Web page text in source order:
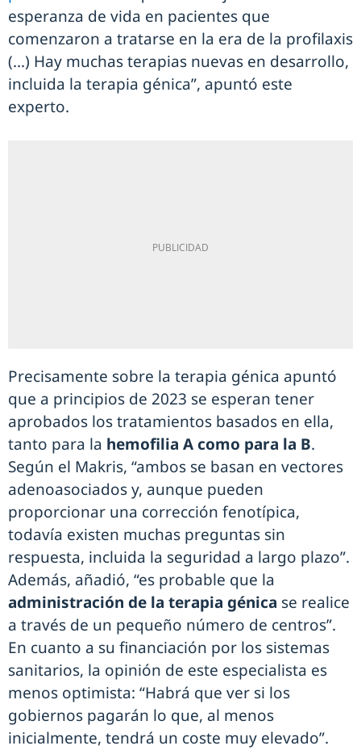
esperanza de vida en pacientes que
comenzaron a tratarse en la era de la profilaxis
(…) Hay muchas terapias nuevas en desarrollo,
incluida la terapia génica”, apuntó este
experto.
Precisamente sobre la terapia génica apuntó
que a principios de 2023 se esperan tener
aprobados los tratamientos basados en ella,
tanto para la hemofilia A como para la B.
Según el Makris, “ambos se basan en vectores
adenoasociados y, aunque pueden
proporcionar una corrección fenotípica,
todavía existen muchas preguntas sin
respuesta, incluida la seguridad a largo plazo”.
Además, añadió, “es probable que la
administración de la terapia génica se realice
a través de un pequeño número de centros”.
En cuanto a su financiación por los sistemas
sanitarios, la opinión de este especialista es
menos optimista: “Habrá que ver si los
gobiernos pagarán lo que, al menos
inicialmente, tendrá un coste muy elevado”.